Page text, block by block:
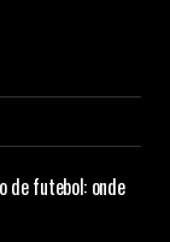
de futebol: onde